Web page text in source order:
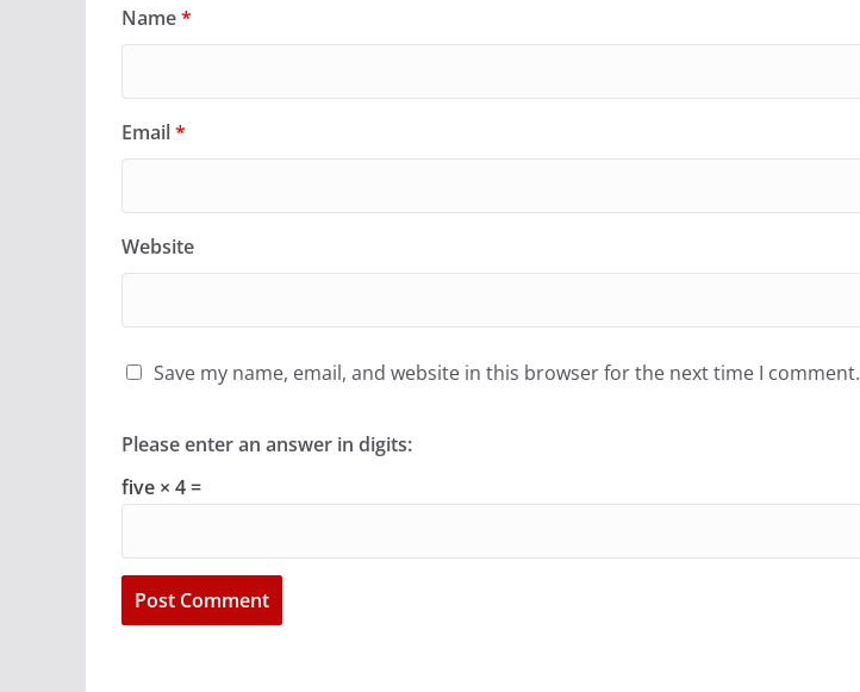
Name*
Email*
Website
Save my name, email, and website in this browser for the next time I comment.
Please enter an answer in digits:
five × 4 =